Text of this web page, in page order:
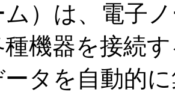
ム）は、電子
機器を接続
タを自動的